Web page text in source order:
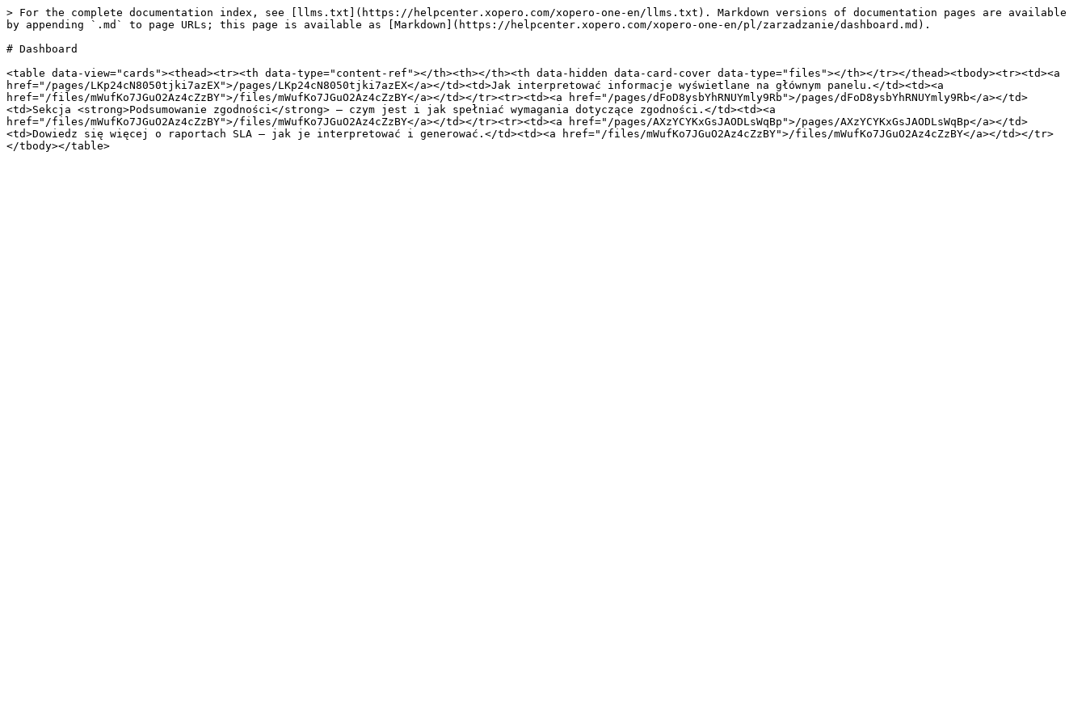
> For the complete documentation index, see [llms.txt](https://helpcenter.xopero.com/xopero-one-en/llms.txt). Markdown versions of documentation pages are available
by appending `.md` to page URLs; this page is available as [Markdown](https://helpcenter.xopero.com/xopero-one-en/pl/zarzadzanie/dashboard.md).
# Dashboard
<table data-view="cards"><thead><tr><th data-type="content-ref"></th><th></th><th data-hidden data-card-cover data-type="files"></th></tr></thead><tbody><tr><td><a
href="/pages/LKp24cN8050tjki7azEX">/pages/LKp24cN8050tjki7azEX</a></td><td>Jak interpretować informacje wyświetlane na głównym panelu.</td><td><a
href="/files/mWufKo7JGuO2Az4cZzBY">/files/mWufKo7JGuO2Az4cZzBY</a></td></tr><tr><td><a href="/pages/dFoD8ysbYhRNUYmly9Rb">/pages/dFoD8ysbYhRNUYmly9Rb</a></td>
<td>Sekcja <strong>Podsumowanie zgodności</strong> — czym jest i jak spełniać wymagania dotyczące zgodności.</td><td><a
href="/files/mWufKo7JGuO2Az4cZzBY">/files/mWufKo7JGuO2Az4cZzBY</a></td></tr><tr><td><a href="/pages/AXzYCYKxGsJAODLsWqBp">/pages/AXzYCYKxGsJAODLsWqBp</a></td>
<td>Dowiedz się więcej o raportach SLA — jak je interpretować i generować.</td><td><a href="/files/mWufKo7JGuO2Az4cZzBY">/files/mWufKo7JGuO2Az4cZzBY</a></td></tr>